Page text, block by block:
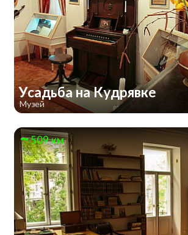
Усадьба на Кудрявке
Музей
509 км